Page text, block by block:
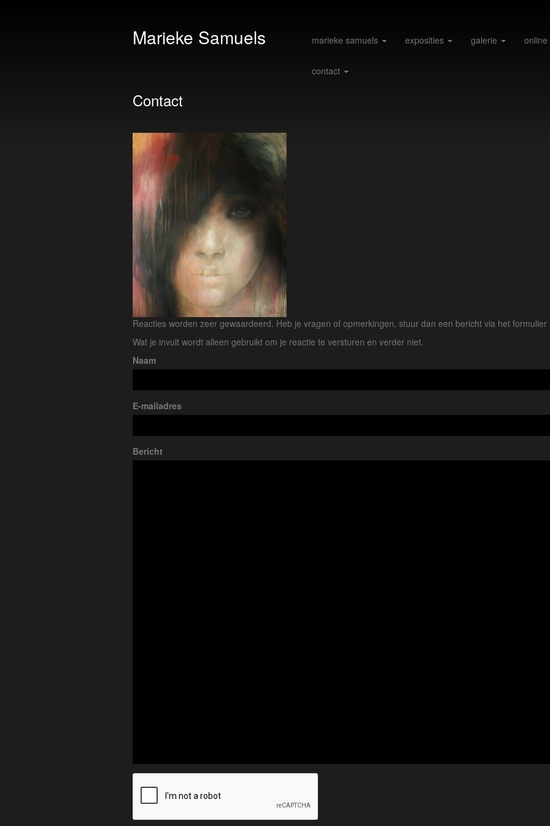
Marieke Samuels marieke samuels exposities galerie online
contact
Contact
Reacties worden zeer gewaardeerd. Heb je vragen of opmerkingen, stuur dan een bericht via het formulier
Wat je invult wordt alleen gebruikt om je reactie te versturen en verder niet.
Naam
E-mailadres
Bericht